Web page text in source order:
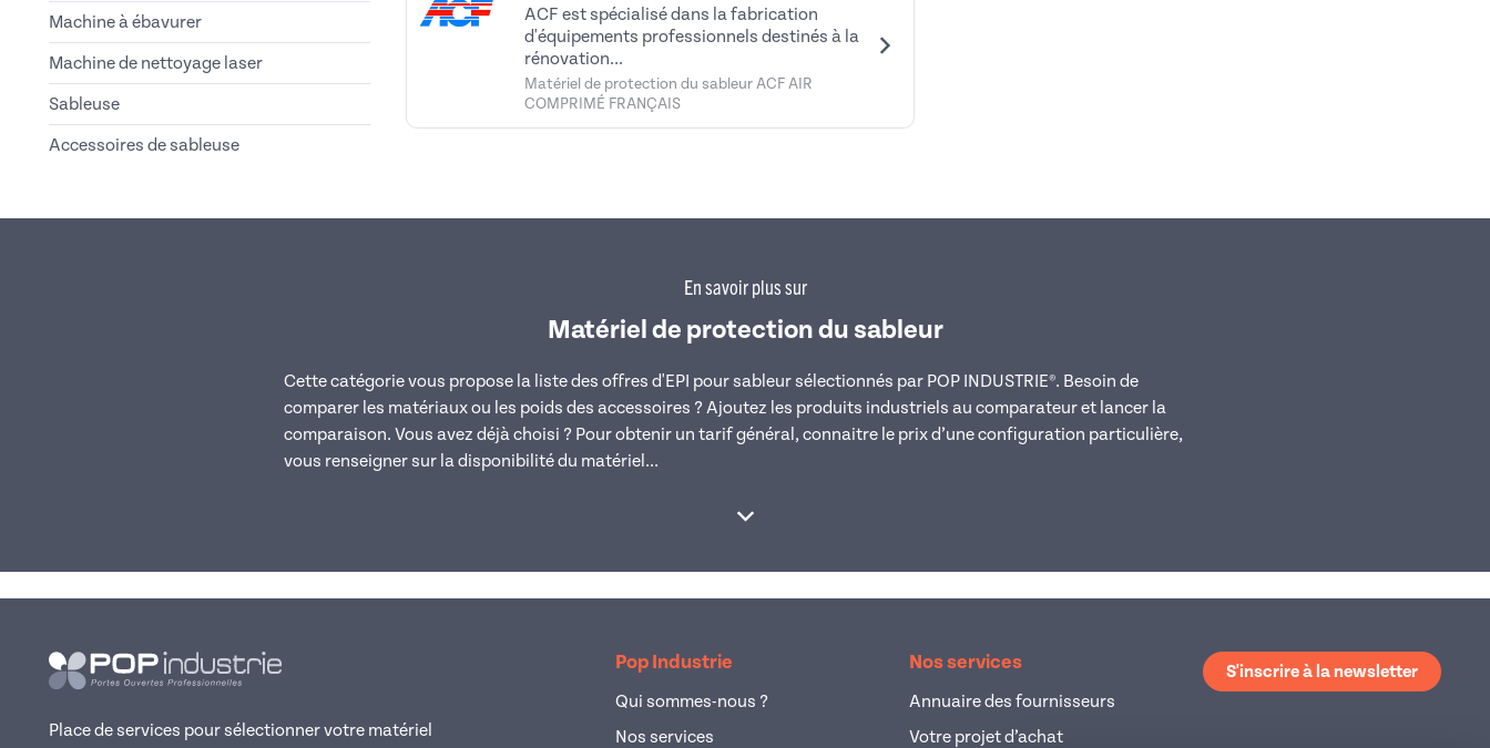
Machine à ébavurer
Machine de nettoyage laser
Sableuse
Accessoires de sableuse
ACF est spécialisé dans la fabrication
d'équipements professionnels destinés à la
rénovation...
Matériel de protection du sableur ACF AIR
COMPRIMÉ FRANÇAIS
En savoir plus sur
Matériel de protection du sableur
Cette catégorie vous propose la liste des offres d'EPI pour sableur sélectionnés par POP INDUSTRIE®. Besoin de
comparer les matériaux ou les poids des accessoires ? Ajoutez les produits industriels au comparateur et lancer la
comparaison. Vous avez déjà choisi ? Pour obtenir un tarif général, connaitre le prix d’une configuration particulière,
vous renseigner sur la disponibilité du matériel...
Afficher la suite
Place de services pour sélectionner votre matériel
Pop Industrie
Qui sommes-nous ?
Nos services
Nos services
Annuaire des fournisseurs
Votre projet d’achat
S'inscrire à la newsletter